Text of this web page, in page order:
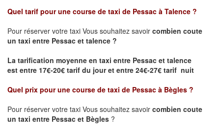
Quel tarif pour une course de taxi de Pessac à Talence ?
Pour réserver votre taxi Vous souhaitez savoir combien coute
un taxi entre Pessac et talence ?
La tarification moyenne en taxi entre Pessac et talence
est entre 17€-20€ tarif du jour et entre 24€-27€ tarif nuit
Quel prix pour une course de taxi de Pessac à Bègles ?
Pour réserver votre taxi Vous souhaitez savoir combien coute
un taxi entre Pessac et Bègles ?